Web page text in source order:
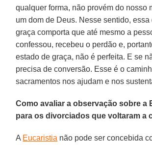
qualquer forma, não provém do nosso
um dom de Deus. Nesse sentido, essa
graça comporta que até mesmo a
confessou, recebeu o perdão e,
estado de graça, não é perfeita. E se
precisa de conversão. Esse é o
sacramentos nos ajudam e nos
Como avaliar a observação sobre a
para os divorciados que voltaram a
A Eucaristia não pode ser concebida